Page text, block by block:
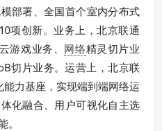
部署、全国首个室内分布式
项创新。业务上，北京联通
游戏业务、 网络精灵切片业
切片业务。运营上，北京联
力基座，实现端到端网络运
化融合、用户可视化自主选
。